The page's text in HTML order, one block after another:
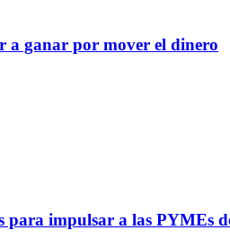
a ganar por mover el dinero
impulsar a las PYMEs